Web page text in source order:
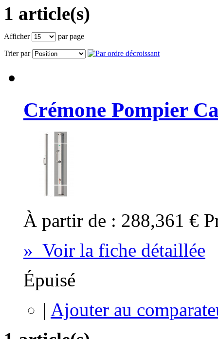
1 article(s)
Afficher par page
Trier par
Crémone Pompier
À partir de : 288,361 €
» Voir la fiche détaillée
Épuisé
| Ajouter au